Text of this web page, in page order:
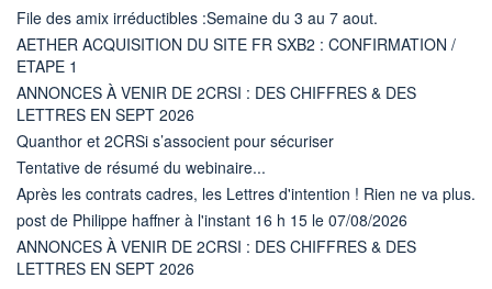
File des amix irréductibles :Semaine du 3 au 7 aout.
AETHER ACQUISITION DU SITE FR SXB2 : CONFIRMATION /
ETAPE 1
ANNONCES À VENIR DE 2CRSI : DES CHIFFRES & DES
LETTRES EN SEPT 2026
Quanthor et 2CRSi s’associent pour sécuriser
Tentative de résumé du webinaire...
Après les contrats cadres, les Lettres d'intention ! Rien ne va plus.
post de Philippe haffner à l'instant 16 h 15 le 07/08/2026
ANNONCES À VENIR DE 2CRSI : DES CHIFFRES & DES
LETTRES EN SEPT 2026